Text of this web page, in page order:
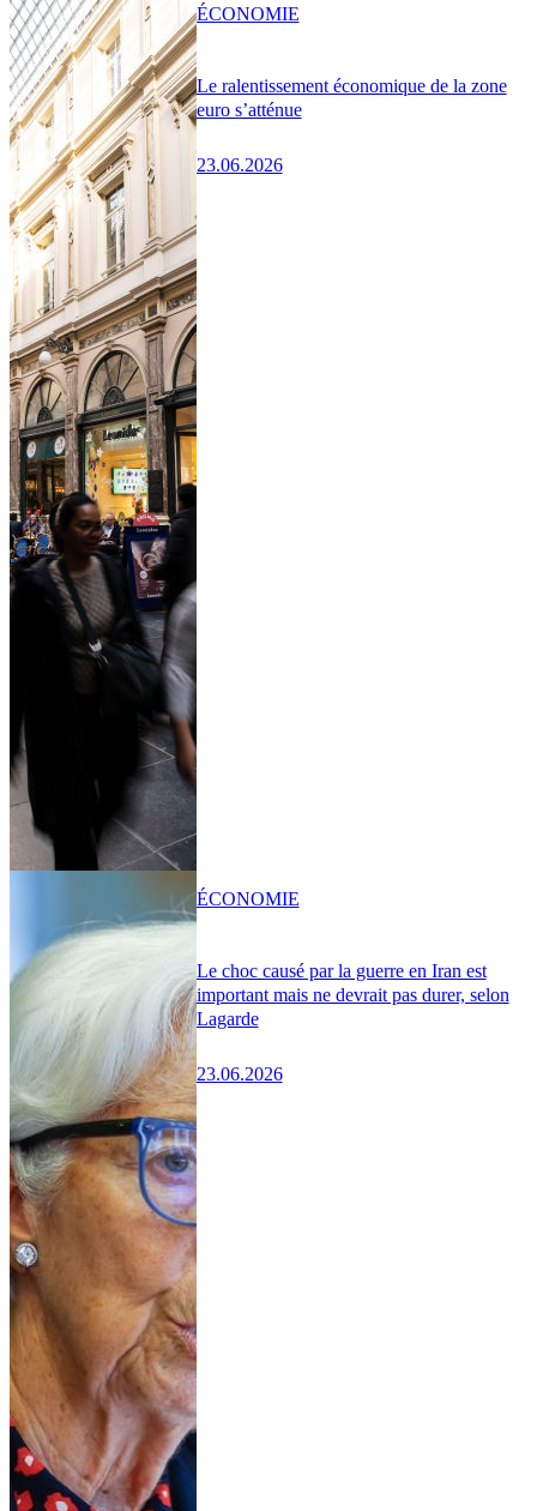
Le ralentissement économique de la zone
euro s’atténue
23.06.2026
ÉCONOMIE
Le choc causé par la guerre en Iran est
important mais ne devrait pas durer, selon
Lagarde
23.06.2026
ÉCONOMIE